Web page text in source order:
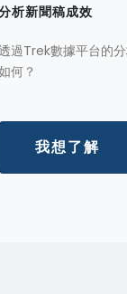
析新聞稿成效
過Trek數據平台的
何？
我想了解